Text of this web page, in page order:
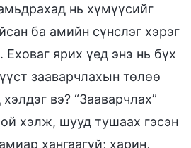
нь хүмүүсийг
ба амийн сүнслэг хэрэг
Еховаг ярих үед энэ нь бүх
зааварчлахын төлөө
вэ? “Зааварчлах”
хэлж, шууд тушаах гэсэн
хангаагүй; харин,